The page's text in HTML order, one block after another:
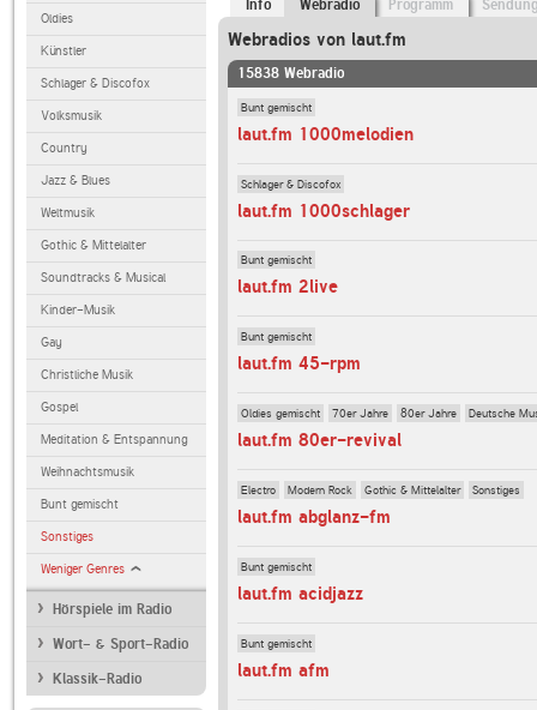
Oldies
Künstler
Schlager & Discofox
Volksmusik
Country
Jazz & Blues
Weltmusik
Gothic & Mittelalter
Soundtracks & Musical
Kinder-Musik
Gay
Christliche Musik
Gospel
Meditation & Entspannung
Weihnachtsmusik
Bunt gemischt
Sonstiges
Weniger Genres
Hörspiele im Radio
Wort- & Sport-Radio
Klassik-Radio
Info Webradio Programm
Webradios von laut.fm
15838 Webradio
Bunt gemischt
laut.fm 1000melodien
Schlager & Discofox
laut.fm 1000schlager
Bunt gemischt
laut.fm 2live
Bunt gemischt
laut.fm 45-rpm
Oldies gemischt 70er Jahre 80er Jahre Deutsche
laut.fm 80er-revival
Electro Modern Rock Gothic & Mittelalter Sonstiges
laut.fm abglanz-fm
Bunt gemischt
laut.fm acidjazz
Bunt gemischt
laut.fm afm